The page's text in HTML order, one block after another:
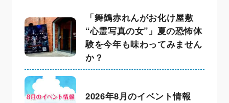
「舞鶴赤れんがお化け屋敷
“心霊写真の女”」夏の恐怖体
験を今年も味わってみません
か？
2026年8月のイベント情報